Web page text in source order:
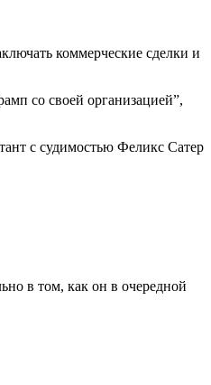
коммерческие сделки и
со своей организацией”,
с судимостью Феликс Сатер
в том, как он в очередной